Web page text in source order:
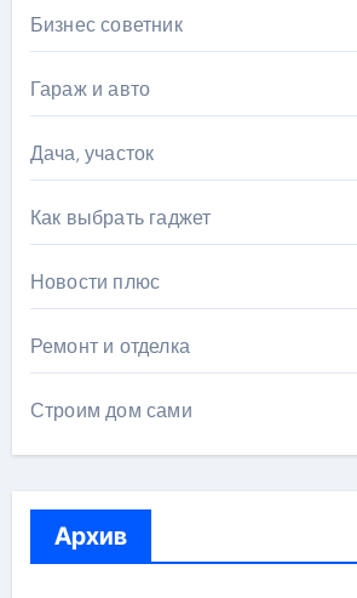
Бизнес советник
Гараж и авто
Дача, участок
Как выбрать гаджет
Новости плюс
Ремонт и отделка
Строим дом сами
Архив